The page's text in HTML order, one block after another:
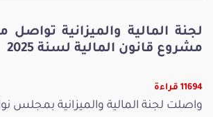
لجنة المالية والميزانية
مشروع قانون المالية لسنة 2025
11694 قراءة
واصلت لجنة المالية والميزانية بمجلس